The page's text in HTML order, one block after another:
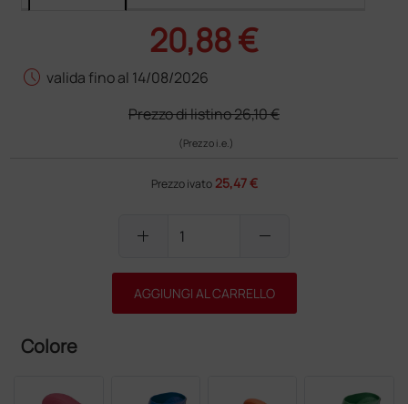
20,88 €
schedule valida fino al 14/08/2026
Prezzo di listino26,10 €
(Prezzo i.e.)
Prezzo ivato 25,47 €
add remove
AGGIUNGI AL CARRELLO
Colore